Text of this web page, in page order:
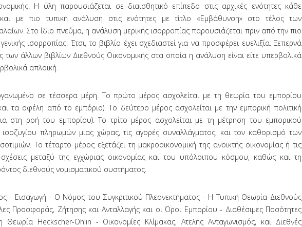
Η ύλη παρουσιάζεται σε διαισθητικό επίπεδο στις αρχικές ενότητες κάθε
με πιο τυπική ανάλυση στις ενότητες με τίτλο «Εμβάθυνση» στο τέλος των
Στο ίδιο πνεύμα, η ανάλυση μερικής ισορροπίας παρουσιάζεται πριν από την πιο
ισορροπίας. Έτσι, το βιβλίο έχει σχεδιαστεί για να προσφέρει ευελιξία. Ξεπερνά
των άλλων βιβλίων Διεθνούς Οικονομικής στα οποία η ανάλυση είναι είτε υπερβολικά
απλοϊκή.
σε τέσσερα μέρη. Το πρώτο μέρος ασχολείται με τη θεωρία του εμπορίου
τα οφέλη από το εμπόριο). Το δεύτερο μέρος ασχολείται με την εμπορική πολιτική
στη ροή του εμπορίου). Το τρίτο μέρος ασχολείται με τη μέτρηση του εμπορικού
ισοζυγίου πληρωμών μιας χώρας, τις αγορές συναλλάγματος, και τον καθορισμό των
Το τέταρτο μέρος εξετάζει τη μακροοικονομική της ανοικτής οικονομίας ή τις
σχέσεις μεταξύ της εγχώριας οικονομίας και του υπόλοιπου κόσμου, καθώς και τη
διεθνούς νομισματικού συστήματος.
- Εισαγωγή - Ο Νόμος του Συγκριτικού Πλεονεκτήματος - Η Τυπική Θεωρία Διεθνούς
Προσφοράς, Ζήτησης και Ανταλλαγής και οι Όροι Εμπορίου - Διαθέσιμες Ποσότητες
Θεωρία Heckscher-Ohlin - Οικονομίες Κλίμακας, Ατελής Ανταγωνισμός, και Διεθνές